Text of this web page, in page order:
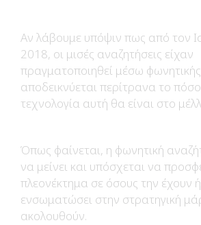
Αν λάβουμε υπόψιν πως από τον
2018, οι μισές αναζητήσεις είχαν
πραγματοποιηθεί μέσω
αποδεικνύεται περίτρανα το
τεχνολογία αυτή θα είναι στο
Όπως φαίνεται, η φωνητική
να μείνει και υπόσχεται να
πλεονέκτημα σε όσους την έχουν
ενσωματώσει στην στρατηγική
ακολουθούν.